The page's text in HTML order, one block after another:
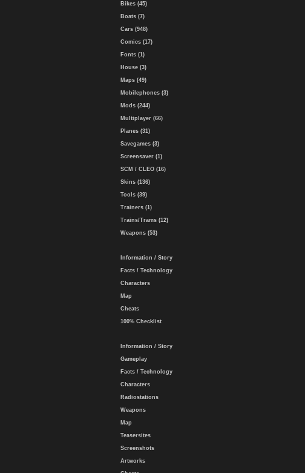
Bikes (45)
Boats (7)
Cars (948)
Comics (17)
Fonts (1)
House (3)
Maps (49)
Mobilephones (3)
Mods (244)
Multiplayer (66)
Planes (31)
Savegames (3)
Screensaver (1)
SCM / CLEO (16)
Skins (136)
Tools (39)
Trainers (1)
Trains/Trams (12)
Weapons (53)
Information / Story
Facts / Technology
Characters
Map
Cheats
100% Checklist
Information / Story
Gameplay
Facts / Technology
Characters
Radiostations
Weapons
Map
Teasersites
Screenshots
Artworks